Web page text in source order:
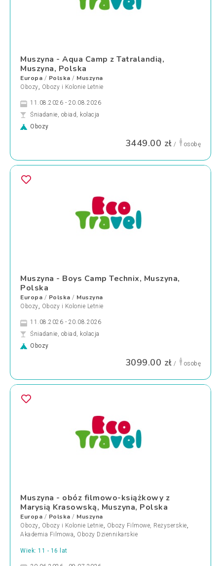
Muszyna - Aqua Camp z Tatralandią,
Muszyna, Polska
Europa / Polska / Muszyna
Obozy, Obozy i Kolonie Letnie
11.08.2026 - 20.08.2026
Śniadanie, obiad, kolacja
Obozy
3449.00 zł / osobę
Muszyna - Boys Camp Technix, Muszyna,
Polska
Europa / Polska / Muszyna
Obozy, Obozy i Kolonie Letnie
11.08.2026 - 20.08.2026
Śniadanie, obiad, kolacja
Obozy
3099.00 zł / osobę
Muszyna - obóz filmowo-książkowy z
Marysią Krasowską, Muszyna, Polska
Europa / Polska / Muszyna
Obozy, Obozy i Kolonie Letnie, Obozy Filmowe, Reżyserskie,
Akademia Filmowa, Obozy Dziennikarskie
Wiek: 11 - 16 lat